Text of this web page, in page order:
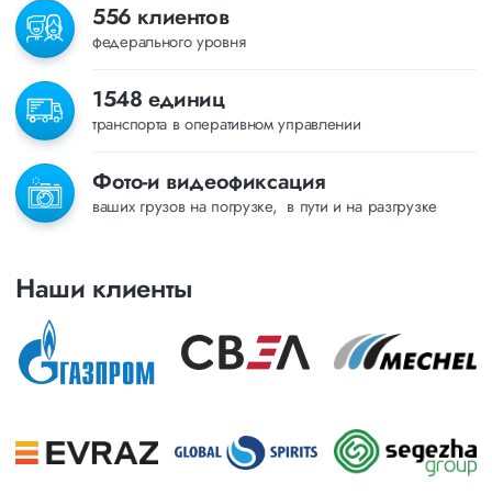
556 клиентов
федерального уровня
1548 единиц
транспорта в оперативном управлении
Фото-и видеофиксация
ваших грузов на погрузке, в пути и на разгрузке
Наши клиенты